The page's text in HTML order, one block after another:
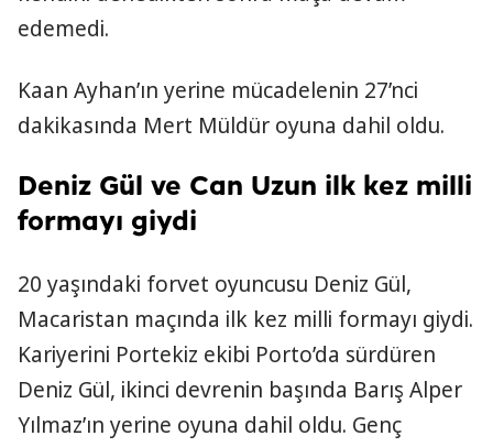
edemedi.
Kaan Ayhan’ın yerine mücadelenin 27’nci
dakikasında Mert Müldür oyuna dahil oldu.
Deniz Gül ve Can Uzun ilk kez milli
formayı giydi
20 yaşındaki forvet oyuncusu Deniz Gül,
Macaristan maçında ilk kez milli formayı giydi.
Kariyerini Portekiz ekibi Porto’da sürdüren
Deniz Gül, ikinci devrenin başında Barış Alper
Yılmaz’ın yerine oyuna dahil oldu. Genç